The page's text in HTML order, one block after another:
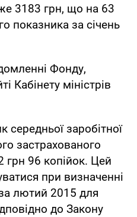
3183 грн, що на 63
показника за січень
Фонду,
Кабінету міністрів
заробітної
застрахованого
грн 96 копійок. Цей
при визначенні
лютий 2015 для
до Закону